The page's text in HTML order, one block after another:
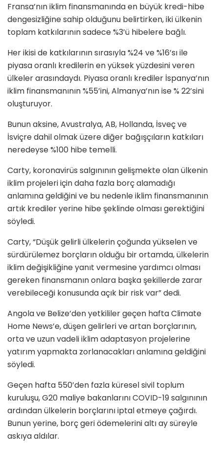
Fransa’nın iklim finansmanında en büyük kredi-hibe
dengesizliğine sahip olduğunu belirtirken, iki ülkenin
toplam katkılarının sadece %3’ü hibelere bağlı.
Her ikisi de katkılarının sırasıyla %24 ve %16’sı ile
piyasa oranlı kredilerin en yüksek yüzdesini veren
ülkeler arasındaydı. Piyasa oranlı krediler İspanya’nın
iklim finansmanının %55’ini, Almanya’nın ise % 22’sini
oluşturuyor.
Bunun aksine, Avustralya, AB, Hollanda, İsveç ve
İsviçre dahil olmak üzere diğer bağışçıların katkıları
neredeyse %100 hibe temelli.
Carty, koronavirüs salgınının gelişmekte olan ülkenin
iklim projeleri için daha fazla borç alamadığı
anlamına geldiğini ve bu nedenle iklim finansmanının
artık krediler yerine hibe şeklinde olması gerektiğini
söyledi.
Carty, “Düşük gelirli ülkelerin çoğunda yükselen ve
sürdürülemez borçların olduğu bir ortamda, ülkelerin
iklim değişikliğine yanıt vermesine yardımcı olması
gereken finansmanın onlara başka şekillerde zarar
verebileceği konusunda açık bir risk var” dedi.
Angola ve Belize’den yetkililer geçen hafta Climate
Home News’e, düşen gelirleri ve artan borçlarının,
orta ve uzun vadeli iklim adaptasyon projelerine
yatırım yapmakta zorlanacakları anlamına geldiğini
söyledi.
Geçen hafta 550’den fazla küresel sivil toplum
kuruluşu, G20 maliye bakanlarını COVID-19 salgınının
ardından ülkelerin borçlarını iptal etmeye çağırdı.
Bunun yerine, borç geri ödemelerini altı ay süreyle
askıya aldılar.